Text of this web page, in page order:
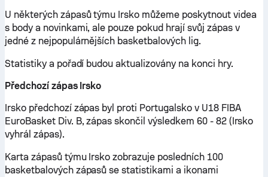
U některých zápasů týmu Irsko můžeme poskytnout videa
s body a novinkami, ale pouze pokud hrají svůj zápas v
jedné z nejpopulárnějších basketbalových lig.
Statistiky a pořadí budou aktualizovány na konci hry.
Předchozí zápas Irsko
Irsko předchozí zápas byl proti Portugalsko v U18 FIBA
EuroBasket Div. B, zápas skončil výsledkem 60 - 82 (Irsko
vyhrál zápas).
Karta zápasů týmu Irsko zobrazuje posledních 100
basketbalových zápasů se statistikami a ikonami